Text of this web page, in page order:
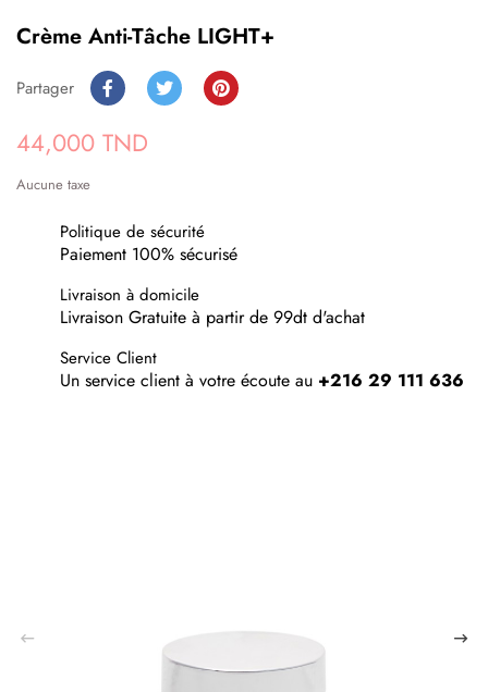
Crème Anti-Tâche LIGHT+
Partager
44,000 TND
Aucune taxe
Politique de sécurité
Paiement 100% sécurisé
Livraison à domicile
Livraison Gratuite à partir de 99dt d'achat
Service Client
Un service client à votre écoute au +216 29 111 636